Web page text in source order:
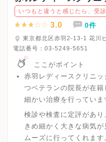
いつもと違うと感じたら、受
3.0 0件
東京都北区赤羽2-13-1 花川
電話番号： 03-5249-5651
ここがポイント
赤羽レディースクリニ
つベテランの院長が在
細かい治療を行っていま
検診や検査に定評があ
きめ細かく大きな病気
ムーズに行ってくれます